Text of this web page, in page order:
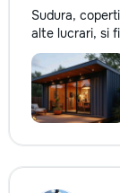
Sudura,
alte lucrari, si